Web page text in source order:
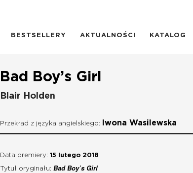
BESTSELLERY AKTUALNOŚCI KATALOG
Bad Boy’s Girl
Blair Holden
Przekład z języka angielskiego: Iwona Wasilewska
Data premiery: 15 lutego 2018
Tytuł oryginału: Bad Boy’s Girl